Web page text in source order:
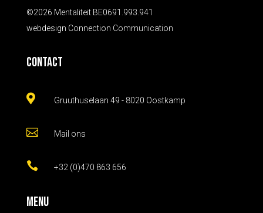
©2026 Mentaliteit BE0691.993.941
webdesign Connection Communication
Contact
 Gruuthuselaan 49 - 8020 Oostkamp
 Mail ons
 +32 (0)470 863 656
Menu